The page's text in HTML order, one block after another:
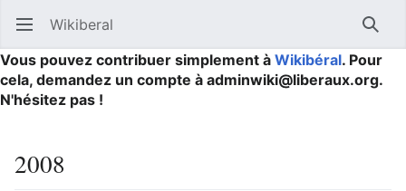
Ouvrir le menu principal Wikiberal
Vous pouvez contribuer simplement à Wikibéral. Pour
cela, demandez un compte à adminwiki@liberaux.org.
N'hésitez pas !
2008